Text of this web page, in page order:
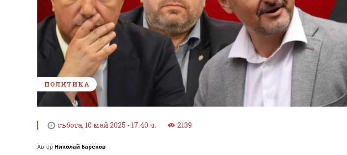
ПОЛИТИКА
събота, 10 май 2025 - 17:40 ч. 2139
Автор Николай Бареков